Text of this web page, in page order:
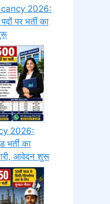
2026:
पर भर्ती का
2026:
भर्ती का
आवेदन शुरू